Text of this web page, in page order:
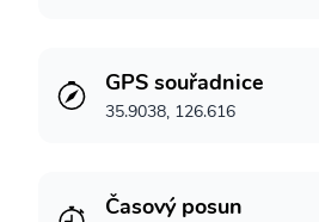
GPS souřadnice
35.9038, 126.616
Časový posun